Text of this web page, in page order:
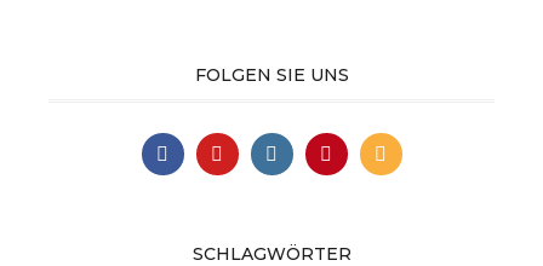
FOLGEN SIE UNS
SCHLAGWÖRTER